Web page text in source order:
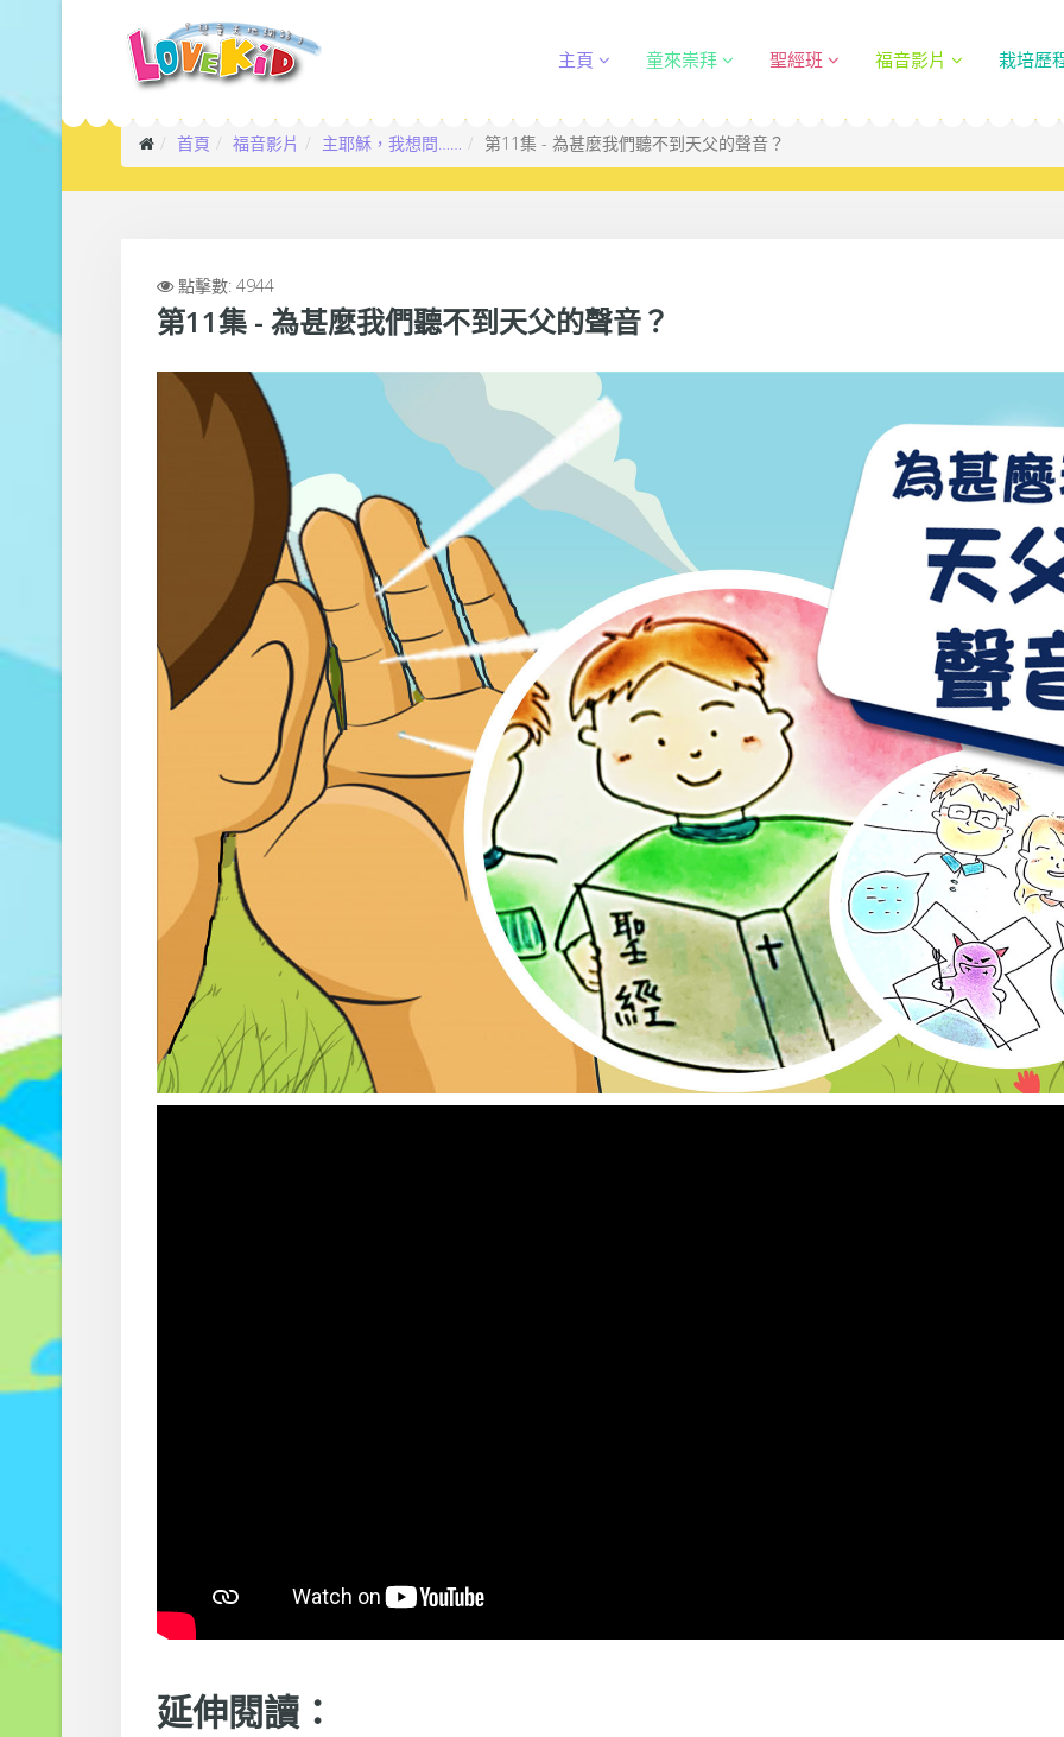
主頁 童來崇拜 聖經班 福音影片 栽培歷
首頁 福音影片 主耶穌，我想問…… 第11集 - 為甚麼我們聽不到天父的聲音？
點擊數: 4944
第11集 - 為甚麼我們聽不到天父的聲音？
延伸閱讀：